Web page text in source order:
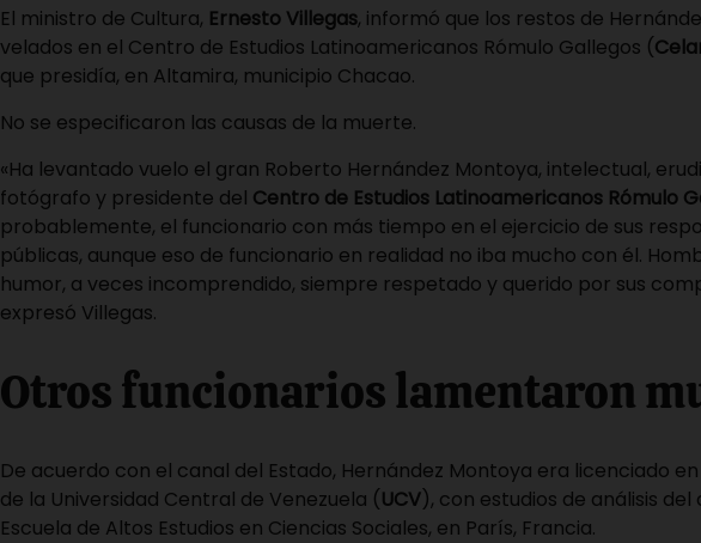
El ministro de Cultura, Ernesto Villegas, informó que los restos de
velados en el Centro de Estudios Latinoamericanos Rómulo Gallegos (
que presidía, en Altamira, municipio Chacao.
No se especificaron las causas de la muerte.
«Ha levantado vuelo el gran Roberto Hernández Montoya, intelectual,
fotógrafo y presidente del Centro de Estudios Latinoamericanos Rómulo
probablemente, el funcionario con más tiempo en el ejercicio de sus
públicas, aunque eso de funcionario en realidad no iba mucho con él.
humor, a veces incomprendido, siempre respetado y querido por sus
expresó Villegas.
Otros funcionarios lamentaron
De acuerdo con el canal del Estado, Hernández Montoya era licenciado
de la Universidad Central de Venezuela (UCV), con estudios de análisis del
Escuela de Altos Estudios en Ciencias Sociales, en París, Francia.